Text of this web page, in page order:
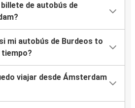
de autobús de
mi autobús de Burdeos to
viajar desde Ámsterdam